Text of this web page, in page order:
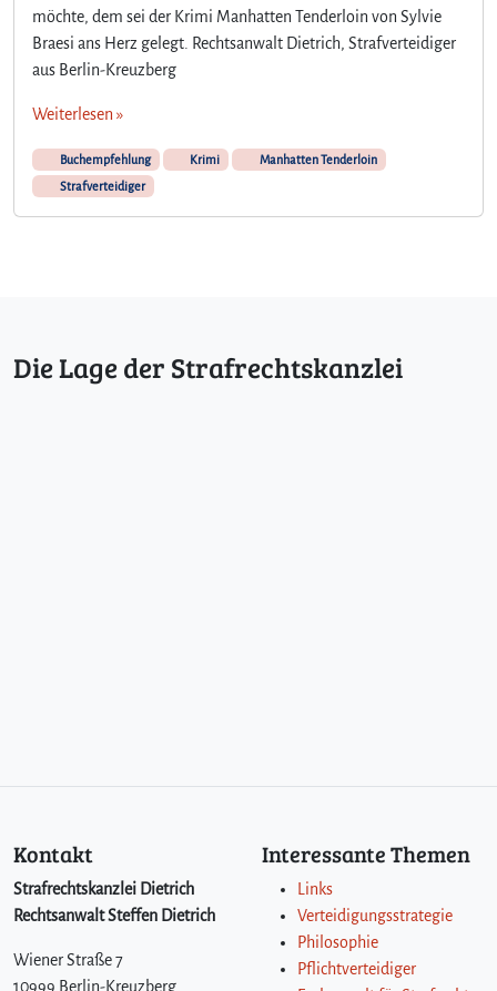
möchte, dem sei der Krimi Manhatten Tenderloin von Sylvie
Braesi ans Herz gelegt. Rechtsanwalt Dietrich, Strafverteidiger
aus Berlin-Kreuzberg
Weiterlesen »
Buchempfehlung Krimi
Manhatten Tenderloin
Strafverteidiger
Die Lage der Strafrechtskanzlei
Kontakt
Strafrechtskanzlei Dietrich
Rechtsanwalt Steffen Dietrich
Wiener Straße 7
10999 Berlin-Kreuzberg
Interessante Themen
Links
Verteidigungsstrategie
Philosophie
Pflichtverteidiger